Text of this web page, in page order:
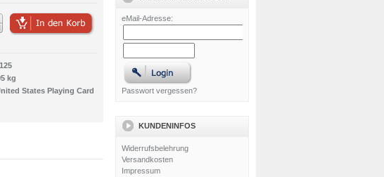
eMail-Adresse:
Passwort vergessen?
KUNDENINFOS
Widerrufsbelehrung
Versandkosten
Impressum
kg
States Playing Card